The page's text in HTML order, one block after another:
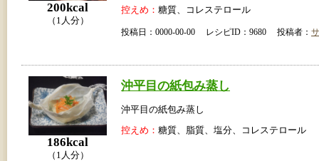
200kcal
（1人分）
控えめ： 糖質、コレステロール
投稿日：0000-00-00 レシピID：9680 投稿者：
186kcal
（1人分）
沖平目の紙包み蒸し
沖平目の紙包み蒸し
控えめ： 糖質、脂質、塩分、コレステロール